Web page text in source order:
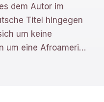
dem Autor im
Titel hingegen
um keine
um eine Afroameri…